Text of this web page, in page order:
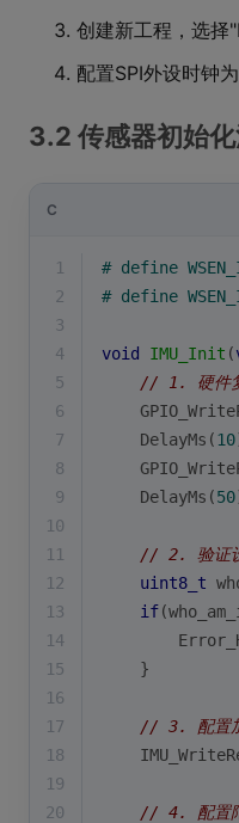
创建新工程，选
配置SPI外设时钟
3.2 传感器初始
C
1 # define
2
# define
3
4
void IMU_Init (
5
// 1. 硬件复
6
7
    DelayMs(
10
8
9
    DelayMs(
50
10
11
// 2. 验证
12
uint8_t
13
if
14
15
    }
16
17
// 3. 配置
18
19
20
// 4. 配置